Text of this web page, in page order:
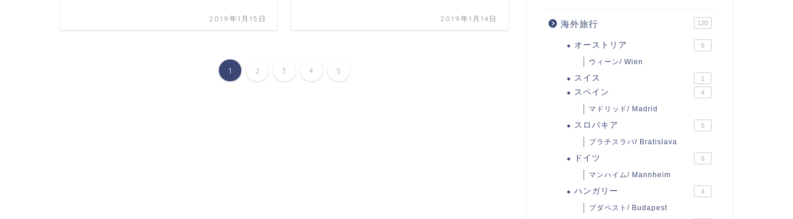
2019年1月15日 2019年1月14日
1 2 3 4 5
海外旅行 120
オーストリア 6
ウィーン/ Wien
スイス 1
スペイン 4
マドリッド/ Madrid
スロバキア 5
ブラチスラバ/ Bratislava
ドイツ 6
マンハイム/ Mannheim
ハンガリー 4
ブダペスト/ Budapest